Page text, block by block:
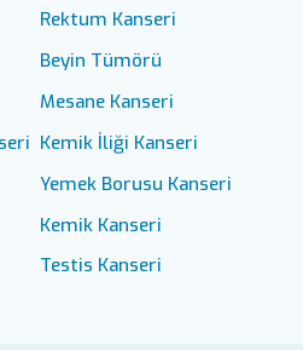
Rektum Kanseri
Beyin Tümörü
Mesane Kanseri
Kemik İliği Kanseri
Yemek Borusu Kanseri
Kemik Kanseri
Testis Kanseri